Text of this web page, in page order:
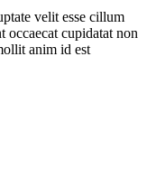
velit esse cillum
occaecat cupidatat non
anim id est